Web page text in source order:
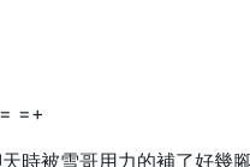
=+
被雪哥用力的補了好幾腳